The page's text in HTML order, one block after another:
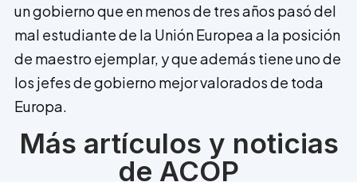
un gobierno que en menos de tres años pasó del
mal estudiante de la Unión Europea a la posición
de maestro ejemplar, y que además tiene uno de
los jefes de gobierno mejor valorados de toda
Europa.
Más artículos y noticias
de ACOP